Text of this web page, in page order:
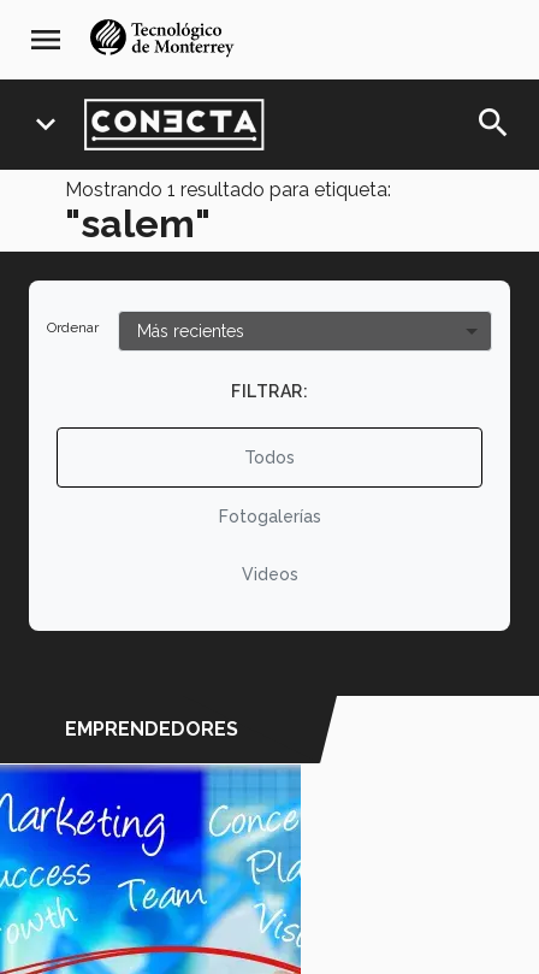
navegación
principal
menu
expand_more search
Mostrando 1 resultado para etiqueta:
"salem"
Ordenar
FILTRAR:
Todos
Fotogalerías
Videos
EMPRENDEDORES